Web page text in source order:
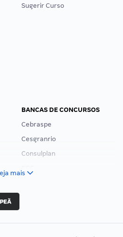
Sugerir Curso
BANCAS DE CONCURSOS
Cebraspe
Cesgranrio
Consulplan
mais